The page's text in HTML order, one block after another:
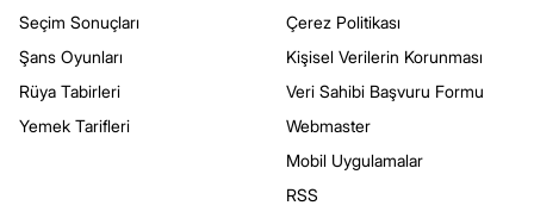
Seçim Sonuçları
Şans Oyunları
Rüya Tabirleri
Yemek Tarifleri
Çerez Politikası
Kişisel Verilerin Korunması
Veri Sahibi Başvuru Formu
Webmaster
Mobil Uygulamalar
RSS